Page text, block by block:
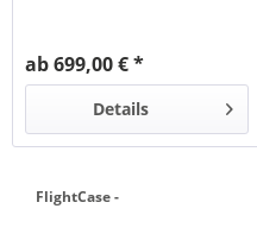
ab 699,00 € *
Details
FlightCase -